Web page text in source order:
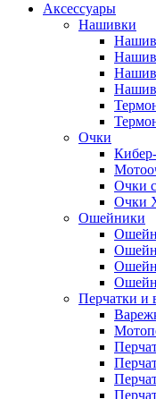
Аксессуары
Нашивки
Очки
Очки
Очки
Ошейники
Перчатки и